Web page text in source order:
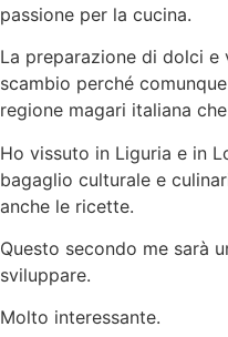
passione per la cucina.
La preparazione di dolci e
scambio perché
regione magari italiana
Ho vissuto in Liguria e in
bagaglio culturale e
anche le ricette.
Questo secondo me sarà
sviluppare.
Molto interessante.